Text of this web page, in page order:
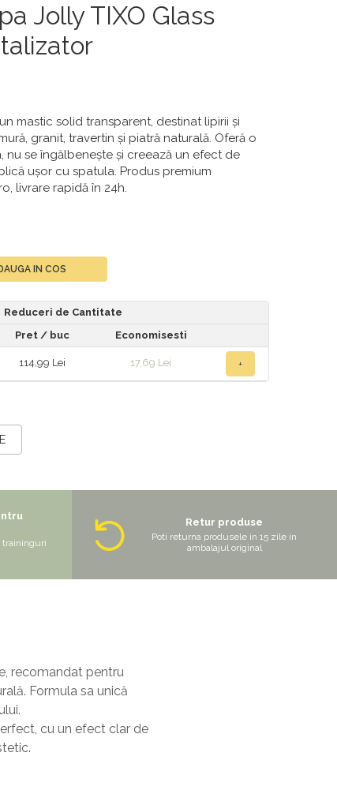
Jolly TIXO Glass
mastic solid transparent, destinat lipirii și
granit, travertin și piatră naturală. Oferă o
nu se îngălbenește și creează un efect de
ușor cu spatula. Produs premium
livrare rapidă în 24h.
IN COS
Reduceri de Cantitate
Pret / buc Economisesti
114,99 Lei 17,69 Lei +
traininguri
Retur produse
Poti returna produsele in 15 zile in
ambalajul original
recomandat pentru
Formula sa unică
cu un efect clar de